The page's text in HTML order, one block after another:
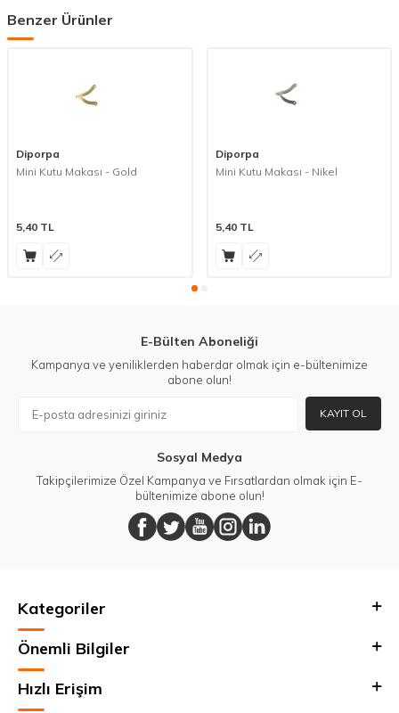
Benzer Ürünler
Diporpa
Mini Kutu Makası - Gold
5,40 TL
Diporpa
Mini Kutu Makası - Nikel
5,40TL
E-Bülten Aboneliği
Kampanya ve yeniliklerden haberdar olmak için e-bültenimize
abone olun!
KAYIT OL
Sosyal Medya
Takipçilerimize Özel Kampanya ve Fırsatlardan olmak için E-
bültenimize abone olun!
Kategoriler
Önemli Bilgiler
Hızlı Erişim